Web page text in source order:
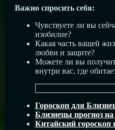
Важно спросить себя:
Чувствуете ли вы
изобилие?
Какая часть вашей
любви и защите?
Можете ли вы
внутри вас, где
Гороскоп для
Близнецы прогноз на
Китайский гороскоп